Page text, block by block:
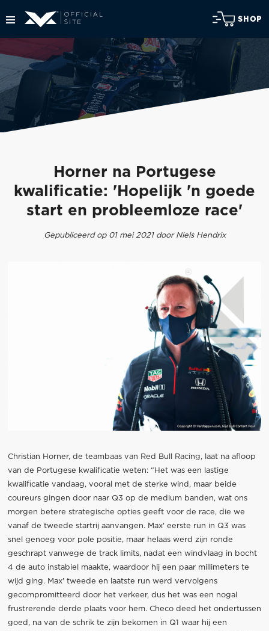
SHOP
Horner na Portugese
kwalificatie: 'Hopelijk 'n goede
start en probleemloze race'
Gepubliceerd op 01 mei 2021 door Niels Hendrix
Christian Horner, de teambaas van Red Bull Racing, laat na afloop
van de Portugese kwalificatie weten: “Het was een lastige
kwalificatie vandaag, vooral met de sterke wind, maar beide
coureurs gingen door naar Q3 op de medium banden, wat ons
morgen betere strategische opties geeft voor de race, die we
vanaf de tweede startrij aanvangen. Max' eerste run in Q3 was
snel genoeg voor pole positie, maar helaas werd zijn ronde
geschrapt vanwege de track limits, nadat een windvlaag in bocht
4 de auto instabiel maakte, waardoor hij een paar millimeters te
wijd ging. Max' tweede en laatste run werd vervolgens
gecompromitteerd door het verkeer, dus het was een nogal
frustrerende derde plaats voor hem. Checo deed het ondertussen
goed, na van de schrik te zijn bekomen in Q1 waar hij een